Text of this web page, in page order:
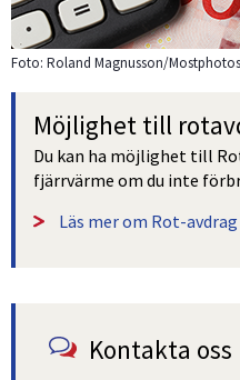
Foto: Roland Magnusson/Mostphotos
Möjlighet till
Du kan ha möjlighet till
fjärrvärme om du inte
Läs mer om Rot-avdrag
Kontakta oss